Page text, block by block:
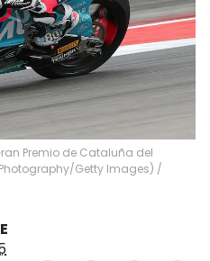
Premio de Cataluña del
Getty Images) /